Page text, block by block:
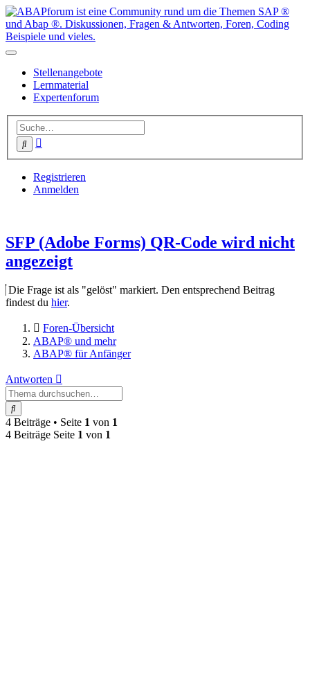
Stellenangebote
Lernmaterial
Expertenforum
Suche
Registrieren
Anmelden
SFP (Adobe Forms) QR-Code wird nicht
angezeigt
Die Frage ist als "gelöst" markiert. Den entsprechend Beitrag
findest du hier.
Foren-Übersicht
ABAP® und mehr
ABAP® für Anfänger
Antworten
Suche
4 Beiträge • Seite 1 von 1
4 Beiträge Seite 1 von 1